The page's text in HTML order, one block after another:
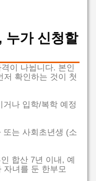
누가 신청할
이 나뉩니다. 본인
저 확인하는 것이 첫
거나 입학/복학 예정
또는 사회초년생 (소
합산 7년 이내, 예
자녀를 둔 한부모